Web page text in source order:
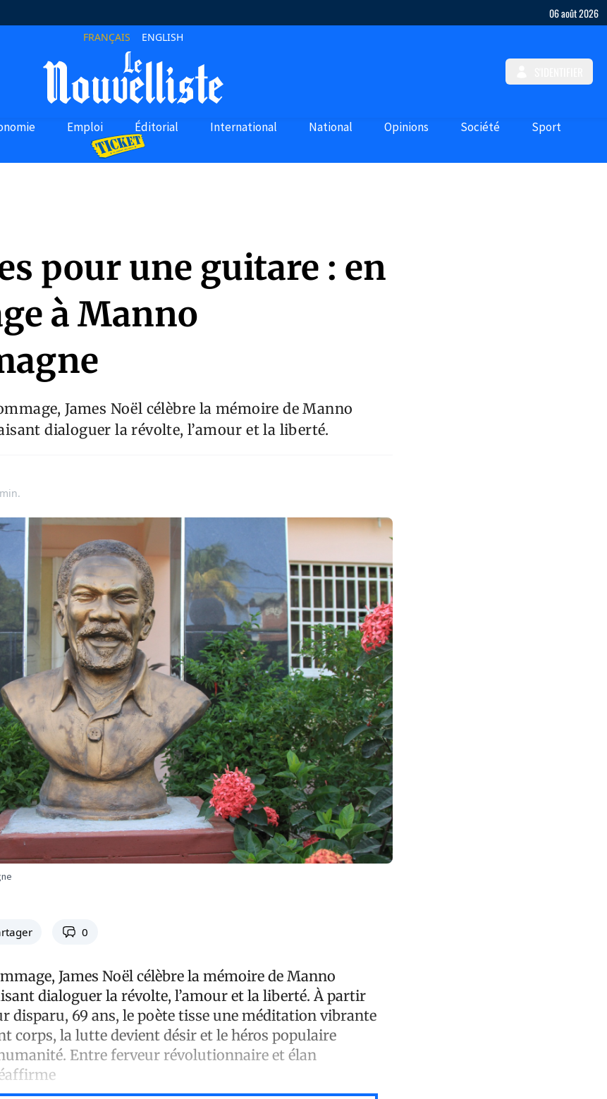
06 août 2026
FRANÇAIS ENGLISH
Emploi Éditorial International National Opinions Société Sport
pour une guitare : en
à Manno
James Noël célèbre la mémoire de Manno
dialoguer la révolte, l’amour et la liberté.
0
James Noël célèbre la mémoire de Manno
dialoguer la révolte, l’amour et la liberté. À partir
disparu, 69 ans, le poète tisse une méditation vibrante
corps, la lutte devient désir et le héros populaire
Entre ferveur révolutionnaire et élan